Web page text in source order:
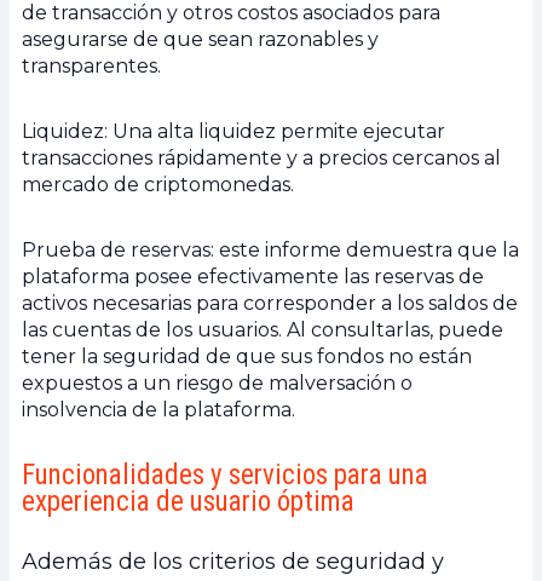
de transacción y otros costos asociados para
asegurarse de que sean razonables y
transparentes.
Liquidez: Una alta liquidez permite ejecutar
transacciones rápidamente y a precios cercanos al
mercado de criptomonedas.
Prueba de reservas: este informe demuestra que la
plataforma posee efectivamente las reservas de
activos necesarias para corresponder a los saldos de
las cuentas de los usuarios. Al consultarlas, puede
tener la seguridad de que sus fondos no están
expuestos a un riesgo de malversación o
insolvencia de la plataforma.
Funcionalidades y servicios para una
experiencia de usuario óptima
Además de los criterios de seguridad y